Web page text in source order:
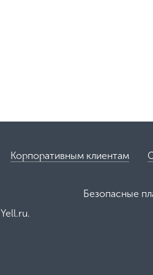
Корпоративным клиентам
Yell.ru.
Безопасные